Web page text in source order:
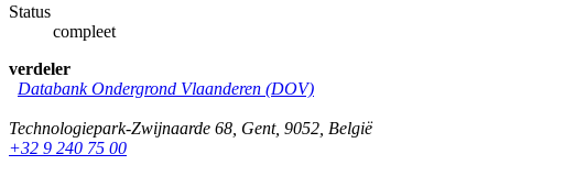
Status
compleet
verdeler
Databank Ondergrond Vlaanderen (DOV)
Technologiepark-Zwijnaarde 68 Gent, 9052 België
+32 9 240 75 00